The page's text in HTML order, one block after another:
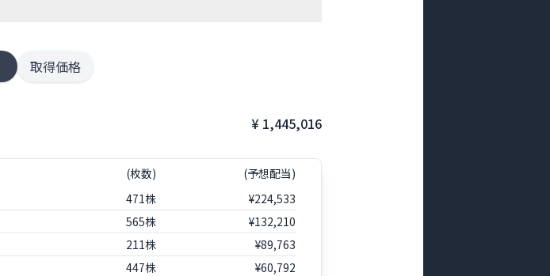
取得価格
¥ 1,445,016
(枚数)
(予想配当)
471株
¥224,533
565株
¥132,210
211株
¥89,763
447株
¥60,792